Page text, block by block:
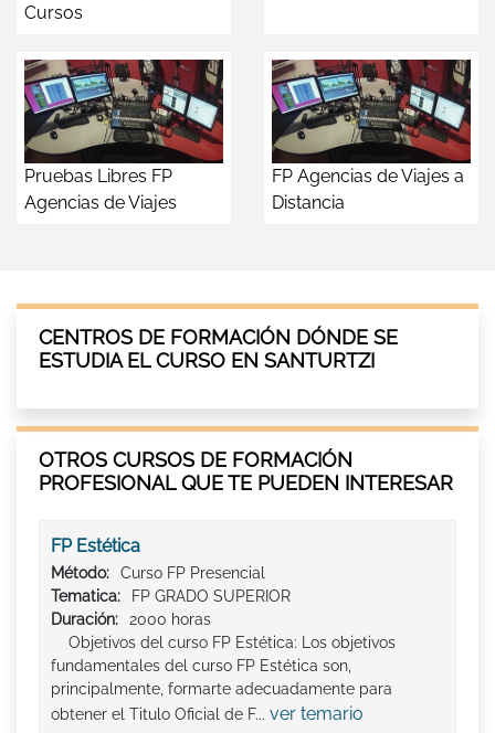
Cursos
Pruebas Libres FP
Agencias de Viajes
FP Agencias de Viajes a
Distancia
CENTROS DE FORMACIÓN DÓNDE SE
ESTUDIA EL CURSO EN SANTURTZI
OTROS CURSOS DE FORMACIÓN
PROFESIONAL QUE TE PUEDEN INTERESAR
FP Estética
Método:
Curso FP Presencial
Tematica:
FP GRADO SUPERIOR
Duración:
2000 horas
Objetivos del curso FP Estética: Los objetivos
fundamentales del curso FP Estética son,
principalmente, formarte adecuadamente para
obtener el Titulo Oficial de F... ver temario